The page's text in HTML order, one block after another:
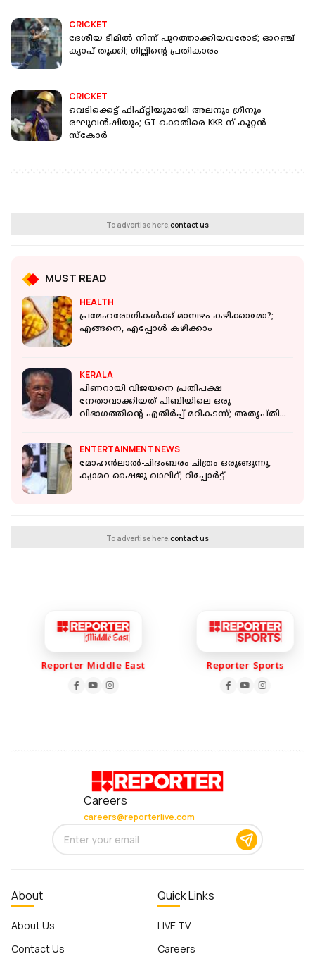
CRICKET
ദേശീയ ടീമിൽ നിന്ന് പുറത്താക്കിയവരോട്; ഓറഞ്ച്
ക്യാപ് തൂക്കി; ഗില്ലിന്റെ പ്രതികാരം
CRICKET
വെടിക്കെട്ട് ഫിഫ്റ്റിയുമായി അലനും ഗ്രീനും
രഘുവൻഷിയും; GT ക്കെതിരെ KKR ന് കൂറ്റൻ
സ്കോർ
To advertise here, contact us
MUST READ
HEALTH
പ്രമേഹരോഗികള്‍ക്ക് മാമ്പഴം കഴിക്കാമോ?;
എങ്ങനെ, എപ്പോള്‍ കഴിക്കാം
KERALA
പിണറായി വിജയനെ പ്രതിപക്ഷ
നേതാവാക്കിയത് പിബിയിലെ ഒരു
വിഭാഗത്തിന്റെ എതിർപ്പ് മറികടന്ന്; അതൃപ്തി
ENTERTAINMENT NEWS
മോഹൻലാൽ-ചിദംബരം ചിത്രം ഒരുങ്ങുന്നു,
ക്യാമറ ഷൈജു ഖാലിദ്; റിപ്പോർട്ട്
To advertise here, contact us
Reporter Middle East Reporter Sports
Careers
careers@reporterlive.com
About
About Us
Contact Us
Quick Links
LIVE TV
Careers